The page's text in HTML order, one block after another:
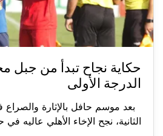
حكاية نجاح تبدأ من
الدرجة الأولى
بعد موسم حافل بالإثارة
الثانية، نجح الإخاء الأهلي عاليه